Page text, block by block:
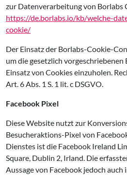
zur Datenverarbeitung von Borlabs
https://de.borlabs.io/kb/welche-
cookie/
Der Einsatz der Borlabs-Cookie-
um die gesetzlich
Einsatz von Cookies einzuholen.
Art. 6 Abs. 1 S. 1 lit. c DSGVO.
Facebook Pixel
Diese Website nutzt zur
Besucheraktions-Pixel von
Dienstes ist die Facebook Ireland
Square, Dublin 2, Irland. Die
Aussage von Facebook jedoch auch